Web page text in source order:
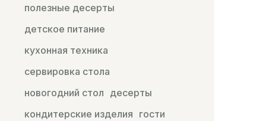
полезные десерты
детское питание
кухонная техника
сервировка стола
новогодний стол десерты
кондитерские изделия гости